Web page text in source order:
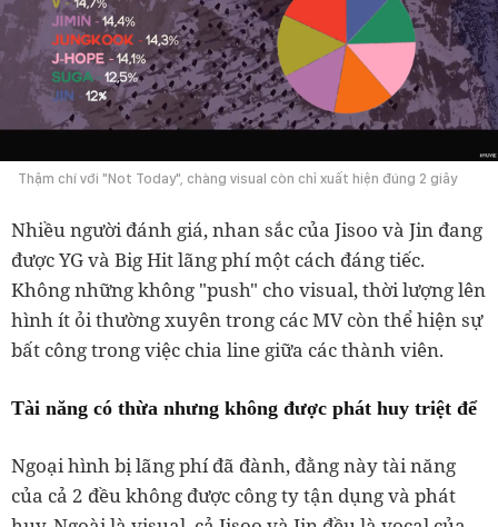
Thậm chí với "Not Today", chàng visual còn chỉ xuất hiện đúng 2 giây
Nhiều người đánh giá, nhan sắc của Jisoo và Jin đang
được YG và Big Hit lãng phí một cách đáng tiếc.
Không những không "push" cho visual, thời lượng lên
hình ít ỏi thường xuyên trong các MV còn thể hiện sự
bất công trong việc chia line giữa các thành viên.
Tài năng có thừa nhưng không được phát huy triệt để
Ngoại hình bị lãng phí đã đành, đằng này tài năng
của cả 2 đều không được công ty tận dụng và phát